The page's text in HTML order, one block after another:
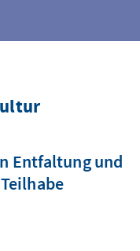
Entfaltung und